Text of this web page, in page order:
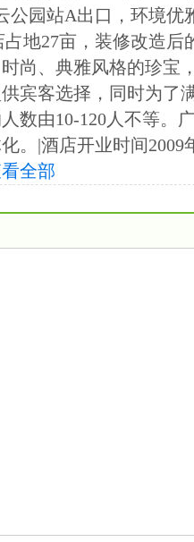
公园站A出口，环境
占地27亩，装修改造
尚、典雅风格的珍宝
宾客选择，同时为了
数由10-120人不等。
。|酒店开业时间2009
全部